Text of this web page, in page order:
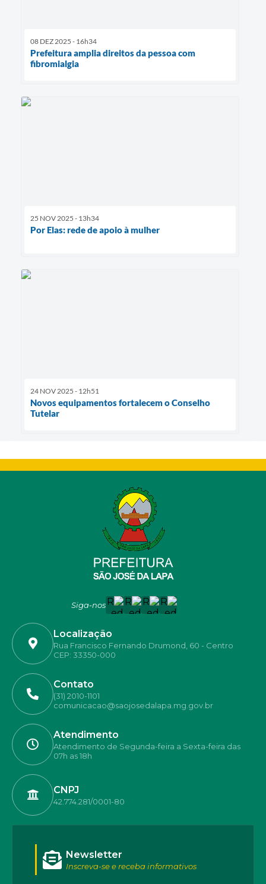
08 DEZ 2025 - 16h34
Prefeitura amplia direitos da pessoa com
fibromialgia
25 NOV 2025 - 13h34
Por Elas: rede de apoio à mulher
24 NOV 2025 - 12h51
Novos equipamentos fortalecem o Conselho
Tutelar
Siga-nos
Localização
Rua Francisco Fernando Drumond, 60 - Centro
CEP: 33350-000
Contato
(31) 2010-1101
comunicacao@saojosedalapa.mg.gov.br
Atendimento
Atendimento de Segunda-feira a Sexta-feira das
07h as 18h
CNPJ
42.774.281/0001-80
Newsletter
Inscreva-se e receba informativos